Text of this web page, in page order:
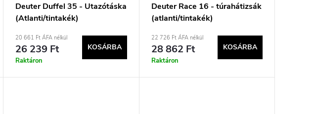
Deuter Duffel 35 - Utazótáska
(Atlanti/tintakék)
20 661 Ft ÁFA nélkül
26 239 Ft
Raktáron
KOSÁRBA
Deuter Race 16 - túrahátizsák
(atlanti/tintakék)
22 726 Ft ÁFA nélkül
28 862 Ft
Raktáron
KOSÁRBA